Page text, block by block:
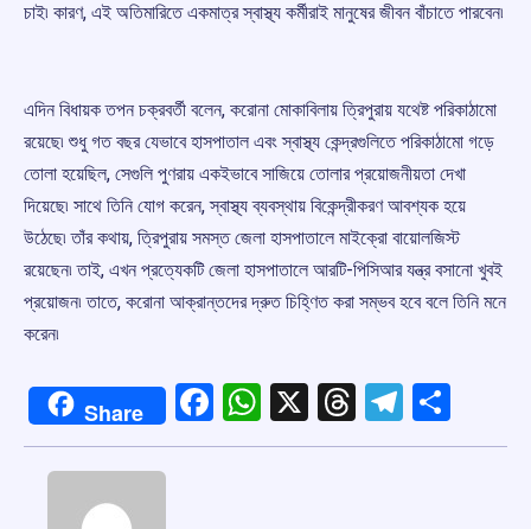
চাই৷ কারণ, এই অতিমারিতে একমাত্র স্বাস্থ্য কর্মীরাই মানুষের জীবন বাঁচাতে পারবেন৷
এদিন বিধায়ক তপন চক্রবর্তী বলেন, করোনা মোকাবিলায় ত্রিপুরায় যথেষ্ট পরিকাঠামো
রয়েছে৷ শুধু গত বছর যেভাবে হাসপাতাল এবং স্বাস্থ্য কেন্দ্রগুলিতে পরিকাঠামো গড়ে
তোলা হয়েছিল, সেগুলি পুণরায় একইভাবে সাজিয়ে তোলার প্রয়োজনীয়তা দেখা
দিয়েছে৷ সাথে তিনি যোগ করেন, স্বাস্থ্য ব্যবস্থায় বিকেন্দ্রীকরণ আবশ্যক হয়ে
উঠেছে৷ তাঁর কথায়, ত্রিপুরায় সমস্ত জেলা হাসপাতালে মাইক্রো বায়োলজিস্ট
রয়েছেন৷ তাই, এখন প্রত্যেকটি জেলা হাসপাতালে আরটি-পিসিআর যন্ত্র বসানো খুবই
প্রয়োজন৷ তাতে, করোনা আক্রান্তদের দ্রুত চিহ্ণিত করা সম্ভব হবে বলে তিনি মনে
করেন৷
Share Facebook
WhatsApp
X Threads